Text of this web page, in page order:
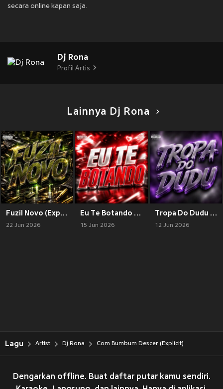
secara online kapan saja.
Dj Rona
Profil Artis
Lainnya Dj Rona
Fuzil Novo (Explicit)
22 Jun 2026
Eu Te Botando (Explicit)
15 Jun 2026
Tropa Do Dudu (Explicit)
12 Jun 2026
Lagu Artist Dj Rona Com Bumbum Descer (Explicit)
Dengarkan offline. Buat daftar putar kamu sendiri.